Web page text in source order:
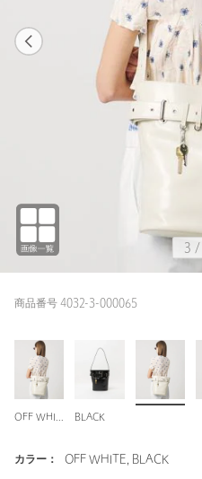
3 /
商品番号 4032-3-000065
BLACK
カラー： OFF WHITE, BLACK
OFF